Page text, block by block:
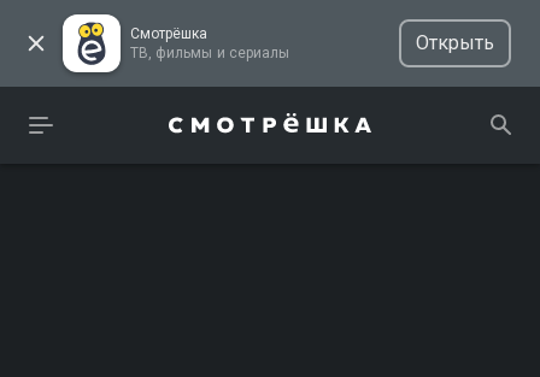
Смотрёшка
ТВ, фильмы и сериалы
Открыть